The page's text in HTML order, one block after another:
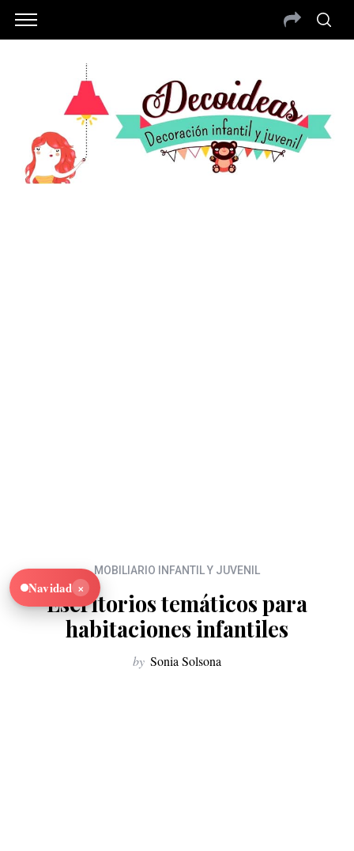
MOBILIARIO INFANTIL Y JUVENIL
Escritorios temáticos para
habitaciones infantiles
by Sonia Solsona
Navidad ×